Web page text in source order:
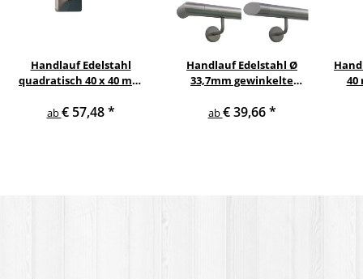
Handlauf Edelstahl
quadratisch 40 x 40 mm
Edelstahlhalter
ab€ 57,48*
Handlauf Edelstahl Ø
33,7mm gewinkelte
ab€ 39,66*
40